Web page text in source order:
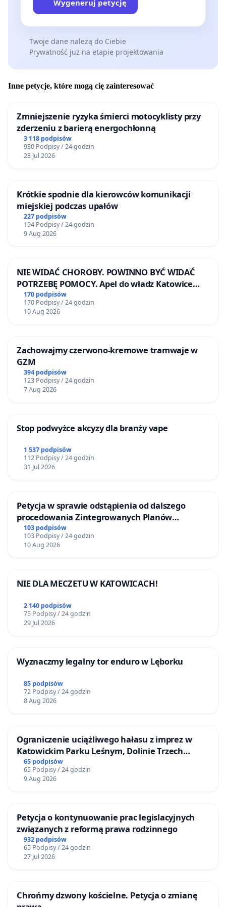
Facebook | Krakowskie Koło Młodych IP
Instagram | Krakowskie Koło Młodych IP
Facebook | Studencka Inicjatywa Mieszkaniowa
Instagram | Studencka Inicjatywa Mieszkaniowa
Wygeneruj petycję
Twoje dane należą do Ciebie
Prywatność już na etapie projektowania
Inne petycje, które mogą cię zainteresować
Zmniejszenie ryzyka śmierci motocyklisty przy
zderzeniu z barierą energochłonną
3 118 podpisów
930 Podpisy / 24 godzin
23 Jul 2026
Krótkie spodnie dla kierowców komunikacji
miejskiej podczas upałów
227 podpisów
194 Podpisy / 24 godzin
9 Aug 2026
NIE WIDAĆ CHOROBY. POWINNO BYĆ WIDAĆ
POTRZEBĘ POMOCY. Apel do władz Katowice
Airport o przystąpienie do programu HIDDEN
DISABILITIES SUNFLOWER – SŁONECZNIK –
UKRYTE NIEPEŁNOSPRAWNOŚCI
170 podpisów
170 Podpisy / 24 godzin
10 Aug 2026
Zachowajmy czerwono-kremowe tramwaje w
GZM
394 podpisów
123 Podpisy / 24 godzin
7 Aug 2026
Stop podwyżce akcyzy dla branży vape
1 537 podpisów
112 Podpisy / 24 godzin
31 Jul 2026
Petycja w sprawie odstąpienia od dalszego
procedowania Zintegrowanych Planów
Inwestycyjnych „Myślenice – Barnasiówka” oraz
„Myślenice – Bukówka”
103 podpisów
103 Podpisy / 24 godzin
10 Aug 2026
NIE DLA MECZETU W KATOWICACH!
2 140 podpisów
75 Podpisy / 24 godzin
29 Jul 2026
Wyznaczmy legalny tor enduro w Lęborku
85 podpisów
72 Podpisy / 24 godzin
8 Aug 2026
Ograniczenie uciążliwego hałasu z imprez w
Katowickim Parku Leśnym, Dolinie Trzech
Stawów i na Lotnisku Muchowiec
65 podpisów
65 Podpisy / 24 godzin
9 Aug 2026
Petycja o kontynuowanie prac legislacyjnych
związanych z reformą prawa rodzinnego
932 podpisów
65 Podpisy / 24 godzin
27 Jul 2026
Chrońmy dzwony kościelne. Petycja o zmianę